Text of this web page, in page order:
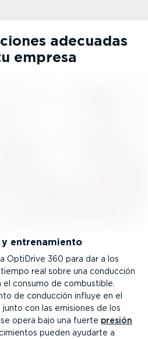
adecuadas
empresa
entre­na­miento
OptiDrive 360 para dar a los
real sobre una conducción
consumo de combustible.
de conducción influye en el
con las emisiones de los
opera bajo una fuerte presión
pueden ayudarte a